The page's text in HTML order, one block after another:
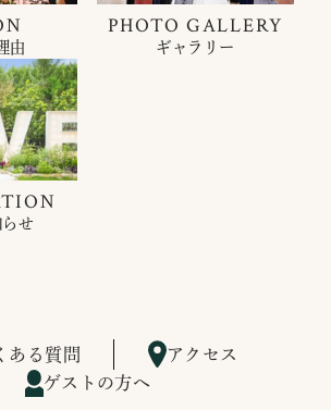
由
PHOTO GALLERY
ギャラリー
せ
ある質問
アクセス
ゲストの方へ